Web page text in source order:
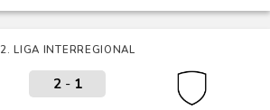
2. LIGA INTERREGIONAL
2- 1